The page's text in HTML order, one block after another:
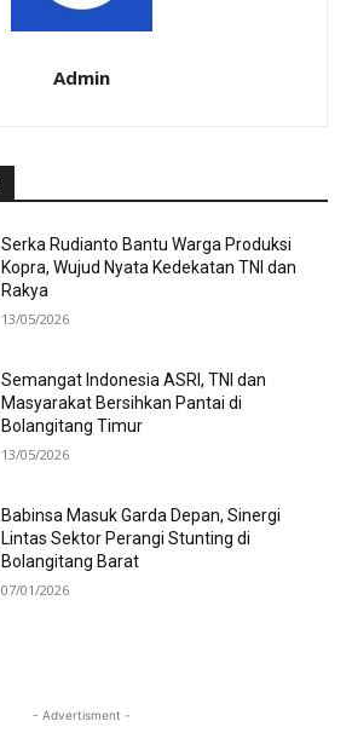
Admin
Serka Rudianto Bantu Warga Produksi
Kopra, Wujud Nyata Kedekatan TNI dan
Rakya
13/05/2026
Semangat Indonesia ASRI, TNI dan
Masyarakat Bersihkan Pantai di
Bolangitang Timur
13/05/2026
Babinsa Masuk Garda Depan, Sinergi
Lintas Sektor Perangi Stunting di
Bolangitang Barat
07/01/2026
- Advertisment -